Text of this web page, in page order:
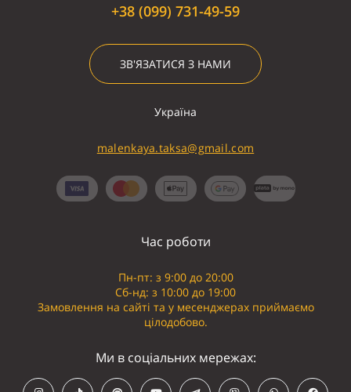
+38 (099) 731-49-59
ЗВ'ЯЗАТИСЯ З НАМИ
Україна
malenkaya.taksa@gmail.com
Час роботи
Пн-пт: з 9:00 до 20:00
Сб-нд: з 10:00 до 19:00
Замовлення на сайті та у месенджерах приймаємо
цілодобово.
Ми в соціальних мережах: